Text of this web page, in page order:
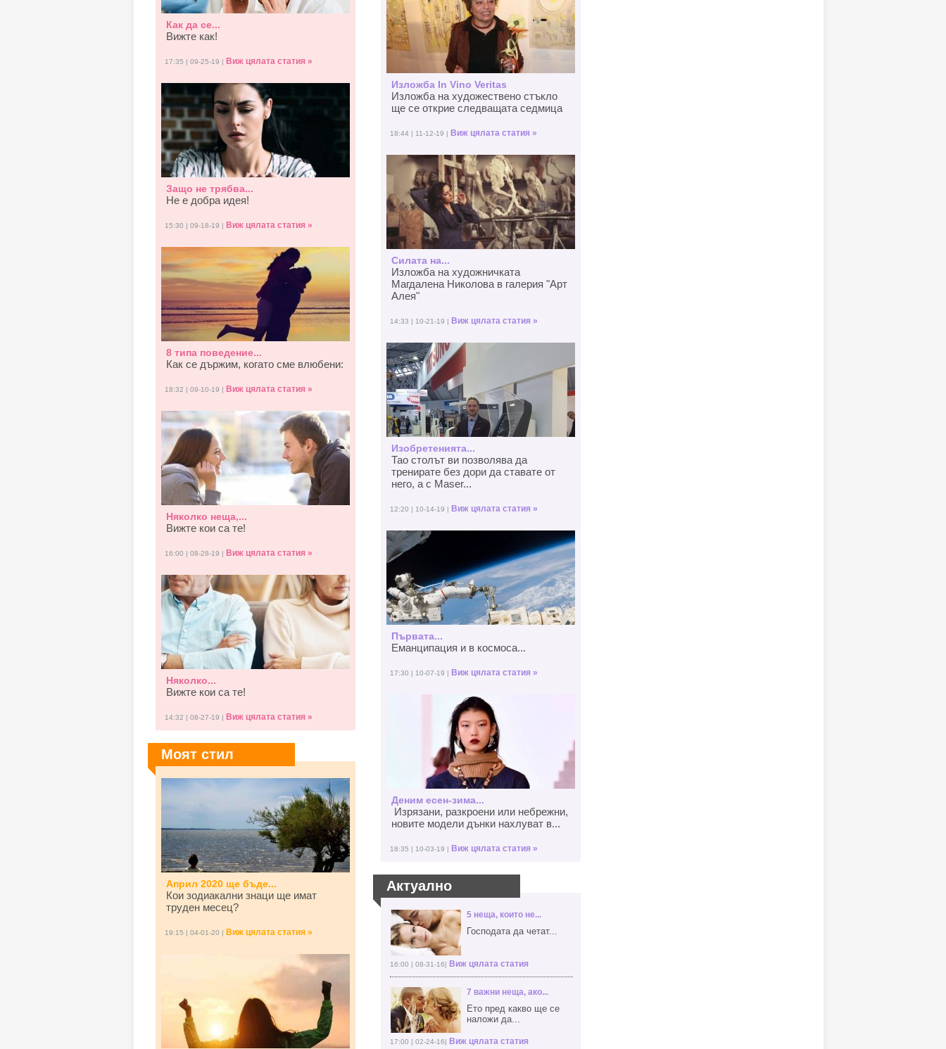
Как да се...
Вижте как!
17:35 | 09-25-19 | Виж цялата статия »
Защо не трябва...
Не е добра идея!
15:30 | 09-18-19 | Виж цялата статия »
8 типа поведение...
Как се държим, когато смe влюбени:
18:32 | 09-10-19 | Виж цялата статия »
Няколко неща,...
Вижте кои са те!
16:00 | 08-28-19 | Виж цялата статия »
Няколко...
Вижте кои са те!
14:32 | 08-27-19 | Виж цялата статия »
Моят стил
Април 2020 ще бъде...
Кои зодиакални знаци ще имат
труден месец?
19:15 | 04-01-20 | Виж цялата статия »
Изложба In Vino Veritas
Изложба на художествено стъкло
ще се открие следващата седмица
18:44 | 11-12-19 | Виж цялата статия »
Силата на...
Изложба на художничката
Магдалена Николова в галерия "Арт
Алея"
14:33 | 10-21-19 | Виж цялата статия »
Изобретенията...
Тао столът ви позволява да
тренирате без дори да ставате от
него, а с Maser...
12:20 | 10-14-19 | Виж цялата статия »
Първата...
Еманципация и в космоса...
17:30 | 10-07-19 | Виж цялата статия »
Деним есен-зима...
Изрязани, разкроени или небрежни,
новите модели дънки нахлуват в...
18:35 | 10-03-19 | Виж цялата статия »
Актуално
5 неща, които не...
Господата да четат...
16:00 | 08-31-16| Виж цялата статия
7 важни неща, ако...
Ето пред какво ще се
наложи да...
17:00 | 02-24-16| Виж цялата статия